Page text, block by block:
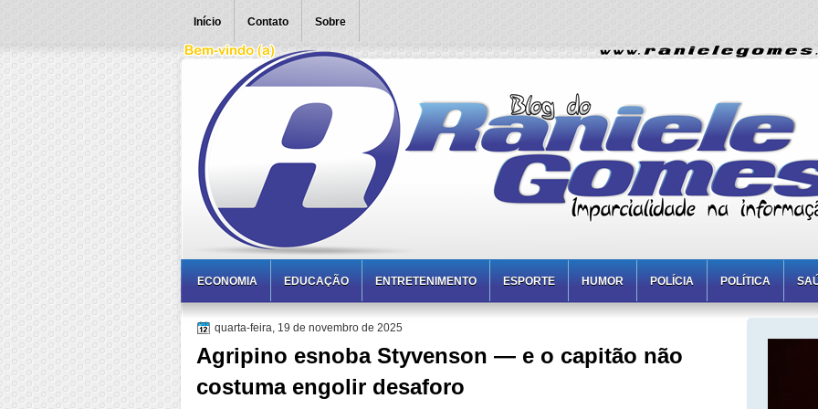
Início Contato Sobre
ECONOMIA EDUCAÇÃO ENTRETENIMENTO ESPORTE HUMOR POLÍCIA POLÍTICA
quarta-feira, 19 de novembro de 2025
Agripino esnoba Styvenson — e o capitão não
costuma engolir desaforo